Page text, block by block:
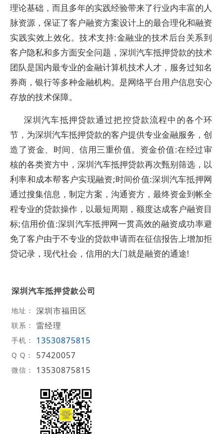
理论基础，而且多年的实践经验带来了行业内丰富的人
脉资源，保证了客户融资方案设计上的最合理化和融资
实践实效上效化。技术支持:金融业的技术后台关系到
客户隐私和多方面安全问题，深圳汽车抵押贷款的技术
团队是国内最专业的金融计算机技术人才，服务过知名
券商，银行等多种金融机构。是网络平台用户信息安心
存放的技术保障。
深圳汽车抵押贷款通过把控贷款流程中的各个环
节，为深圳汽车抵押贷款的客户提供专业金融服务，创
造了资金、时间、信用三重价值。资金价值:在经过审
核的各类资方中，深圳汽车抵押贷款再次甄别筛选，以
利率和成本帮客户实现融资;时间价值:深圳汽车抵押网
通过搜集信息，制定方案，沟通资方，最终资金到帐全
程专业的贷款操作，以最短周期，额度达成客户融资目
标;信用价值:深圳汽车抵押网一贯高效的融资成功率避
免了客户由于不专业的贷款申请而在征信报告上增加拒
贷记录，现代社会，信用的大门就是融资的通途!
深圳汽车抵押贷款公司
地址： 深圳市福田区
联系： 雷经理
手机： 13530875815
Q Q： 57420057
微信： 13530875815